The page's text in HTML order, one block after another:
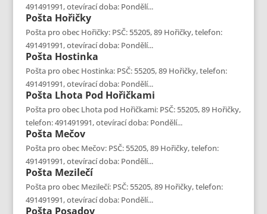
491491991, otevírací doba: Pondělí...
Pošta Hořičky
Pošta pro obec Hořičky: PSČ: 55205, 89 Hořičky, telefon:
491491991, otevírací doba: Pondělí...
Pošta Hostinka
Pošta pro obec Hostinka: PSČ: 55205, 89 Hořičky, telefon:
491491991, otevírací doba: Pondělí...
Pošta Lhota Pod Hořičkami
Pošta pro obec Lhota pod Hořičkami: PSČ: 55205, 89 Hořičky,
telefon: 491491991, otevírací doba: Pondělí...
Pošta Mečov
Pošta pro obec Mečov: PSČ: 55205, 89 Hořičky, telefon:
491491991, otevírací doba: Pondělí...
Pošta Mezilečí
Pošta pro obec Mezilečí: PSČ: 55205, 89 Hořičky, telefon:
491491991, otevírací doba: Pondělí...
Pošta Posadov